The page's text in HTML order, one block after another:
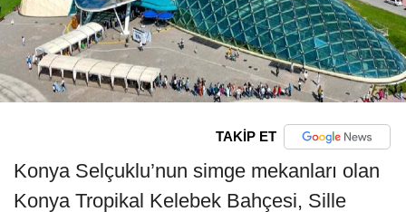
TAKİP ET
Konya Selçuklu’nun simge mekanları olan
Konya Tropikal Kelebek Bahçesi, Sille